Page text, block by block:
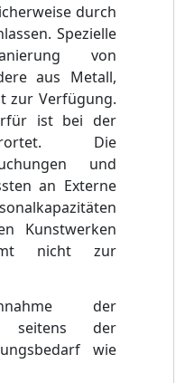
durch
Spezielle
von
aus Metall,
zur Verfügung.
ist bei der
Die
und
an Externe
Kunstwerken
nicht zur
der
seitens der
wie